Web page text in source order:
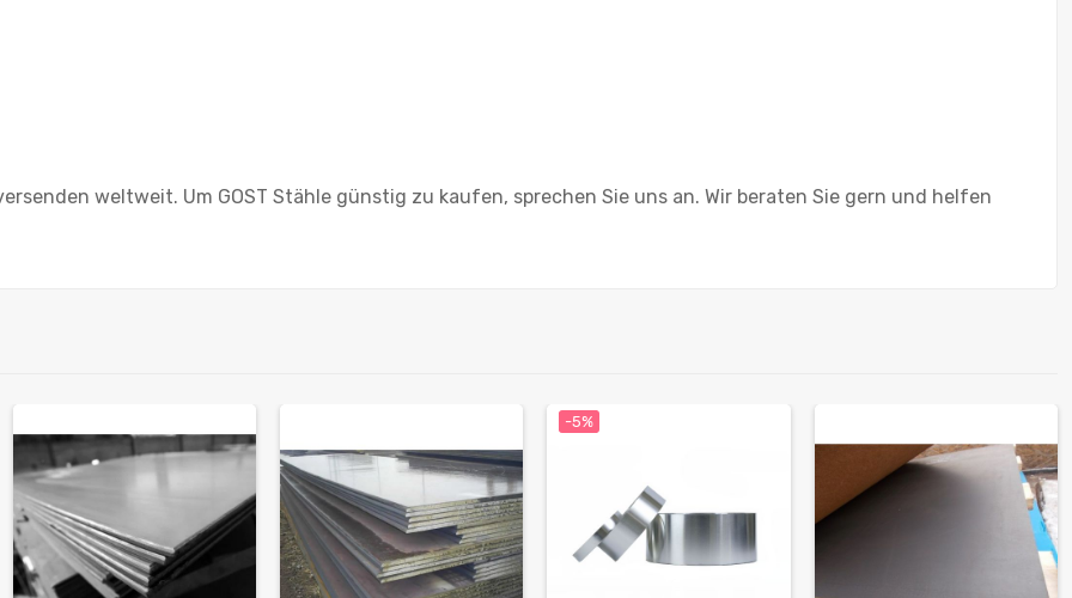
weltweit. Um GOST Stähle günstig zu kaufen, sprechen Sie uns an. Wir beraten Sie gern und helfen
-5%